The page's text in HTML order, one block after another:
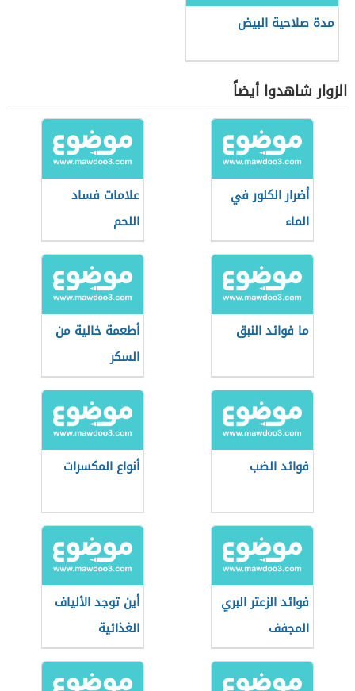
مدة صلاحية البيض
الزوار شاهدوا أيضاً
أضرار الكلور في
الماء
علامات فساد
اللحم
ما فوائد النبق
أطعمة خالية من
السكر
فوائد الضب أنواع المكسرات
فوائد الزعتر البري
المجفف
أين توجد الألياف
الغذائية